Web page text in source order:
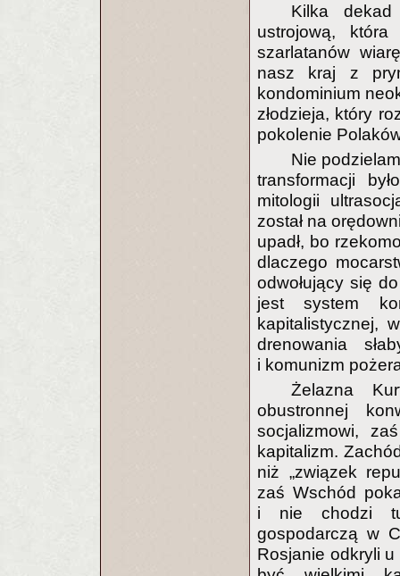
Kilka dekad
ustrojową,
szarlatanów
nasz kraj z
kondominium
złodzieja, który
pokolenie
Nie
transformacji
mitologii
został na
upadł, bo
dlaczego
odwołujący się
jest system
kapitalistycznej,
drenowania
i komunizm
Żelazna
obustronnej
socjalizmowi,
kapitalizm.
niż „związek
zaś Wschód
i nie chodzi
gospodarczą w
Rosjanie odkryli u